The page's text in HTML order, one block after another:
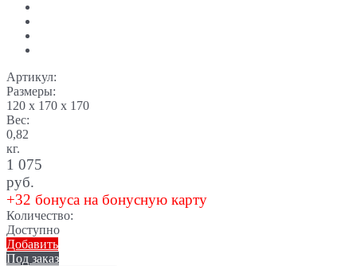
Артикул:
Размеры:
120 x 170 x 170
Вес:
0,82
кг.
1 075
руб.
+32 бонуса на бонусную карту
Количество:
Доступно
Добавить
Под заказ